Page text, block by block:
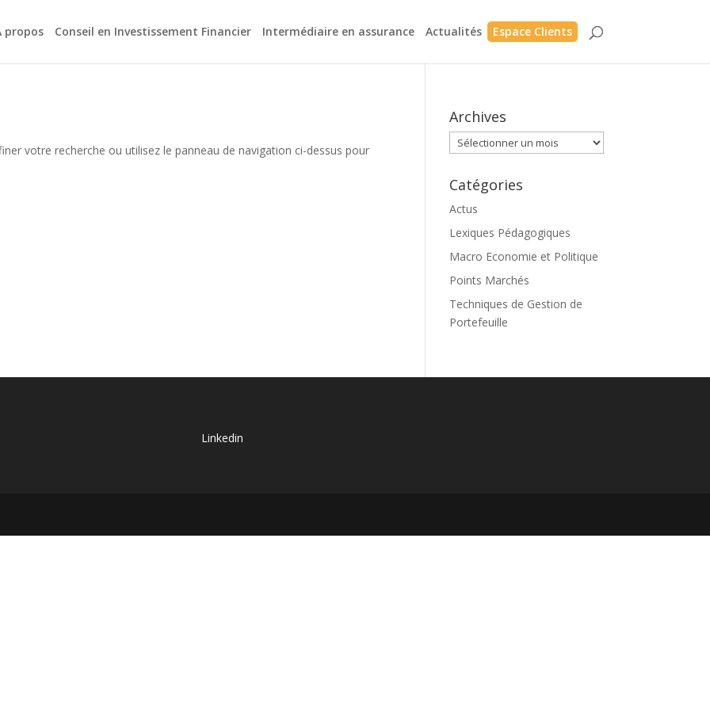
propos Conseil en Investissement Financier Intermédiaire en assurance Actualités Espace Clients
votre recherche ou utilisez le panneau de navigation ci-dessus pour
Archives
Archives
Catégories
Actus
Lexiques Pédagogiques
Macro Economie et Politique
Points Marchés
Techniques de Gestion de
Portefeuille
Linkedin